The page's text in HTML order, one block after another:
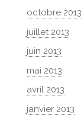
octobre 2013
juillet 2013
juin 2013
mai 2013
avril 2013
janvier 2013